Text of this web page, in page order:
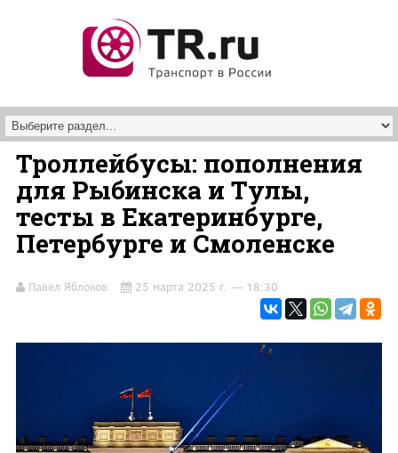
Троллейбусы: пополнения
для Рыбинска и Тулы,
тесты в Екатеринбурге,
Петербурге и Смоленске
Павел Яблоков 25 марта 2025 г. — 18:30